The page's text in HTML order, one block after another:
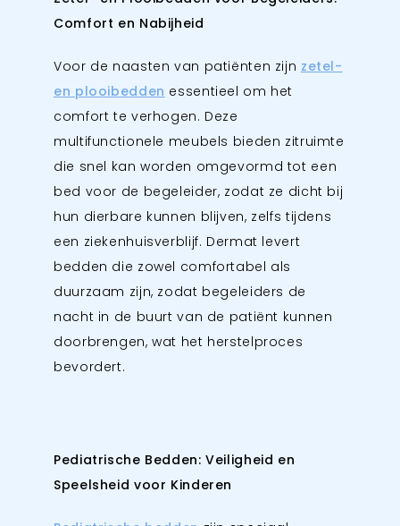
Comfort en Nabijheid
Voor de naasten van patiënten zijn zetel-
en plooibedden essentieel om het
comfort te verhogen. Deze
multifunctionele meubels bieden zitruimte
die snel kan worden omgevormd tot een
bed voor de begeleider, zodat ze dicht bij
hun dierbare kunnen blijven, zelfs tijdens
een ziekenhuisverblijf. Dermat levert
bedden die zowel comfortabel als
duurzaam zijn, zodat begeleiders de
nacht in de buurt van de patiënt kunnen
doorbrengen, wat het herstelproces
bevordert.
Pediatrische Bedden: Veiligheid en
Speelsheid voor Kinderen